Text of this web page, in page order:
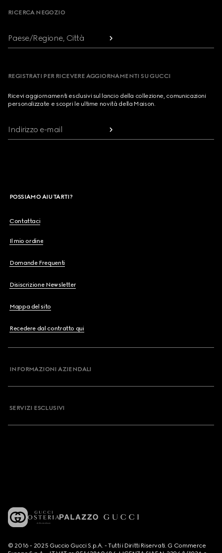
RICERCA NEGOZIO
Paese/Regione, Città
REGISTRATI PER RICEVERE AGGIORNAMENTI SU GUCCI
Ricevi aggiornamenti esclusivi sul lancio della collezione, comunicazioni
personalizzate e scopri le ultime novità della Maison.
Indirizzo e-mail
POSSIAMO AIUTARTI?
Contattaci
Il mio ordine
Domande Frequenti
Disiscrizione Newsletter
Mappa del sito
Recedere dal contratto qui
INFORMAZIONI AZIENDALI
SERVIZI ESCLUSIVI
© 2016 - 2025 Guccio Gucci S.p.A. - Tutti i Diritti Riservati. G Commerce